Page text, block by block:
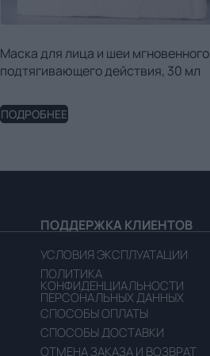
Маска для лица и шеи мгновенного
подтягивающего действия, 30 мл
ПОДРОБНЕЕ
ПОДДЕРЖКА КЛИЕНТОВ
УСЛОВИЯ ЭКСПЛУАТАЦИИ
ПОЛИТИКА
КОНФИДЕНЦИАЛЬНОСТИ
ПЕРСОНАЛЬНЫХ ДАННЫХ
СПОСОБЫ ОПЛАТЫ
СПОСОБЫ ДОСТАВКИ
ОТМЕНА ЗАКАЗА И ВОЗВРАТ